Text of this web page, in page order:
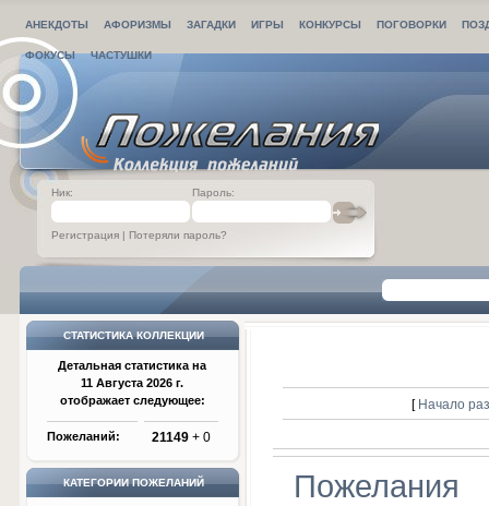
АНЕКДОТЫ АФОРИЗМЫ ЗАГАДКИ ИГРЫ КОНКУРСЫ ПОГОВОРКИ
ФОКУСЫ ЧАСТУШКИ
Ник: Пароль:
Регистрация | Потеряли пароль?
СТАТИСТИКА КОЛЛЕКЦИИ
Детальная статистика на
11 Августа 2026 г.
отображает следующее:
Пожеланий: 21149 + 0
КАТЕГОРИИ ПОЖЕЛАНИЙ
[ Начало
Пожелания